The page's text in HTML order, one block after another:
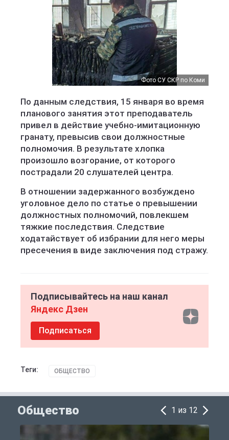
Фото СУ СКР по Коми
По данным следствия, 15 января во время
планового занятия этот преподаватель
привел в действие учебно-имитационную
гранату, превысив свои должностные
полномочия. В результате хлопка
произошло возгорание, от которого
пострадали 20 слушателей центра.
В отношении задержанного возбуждено
уголовное дело по статье о превышении
должностных полномочий, повлекшем
тяжкие последствия. Следствие
ходатайствует об избрании для него меры
пресечения в виде заключения под стражу.
Подписывайтесь на наш канал
Яндекс Дзен
Подписаться
Теги: ОБЩЕСТВО
Общество 1 из 12